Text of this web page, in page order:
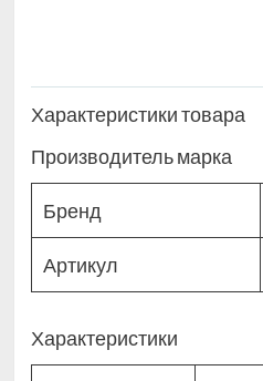
Характеристики товара
Производитель марка
Бренд
Артикул
Характеристики